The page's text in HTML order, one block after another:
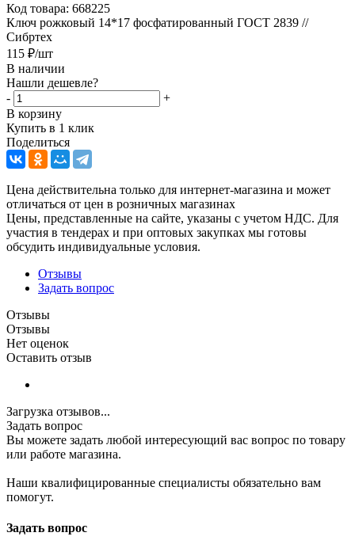
Код товара: 668225
Ключ рожковый 14*17 фосфатированный ГОСТ 2839 //
Сибртех
115 ₽/шт
В наличии
Нашли дешевле?
-
+
В корзину
Купить в 1 клик
Поделиться
Цена действительна только для интернет-магазина и может
отличаться от цен в розничных магазинах
Цены, представленные на сайте, указаны с учетом НДС. Для
участия в тендерах и при оптовых закупках мы готовы
обсудить индивидуальные условия.
Отзывы
Задать вопрос
Отзывы
Отзывы
Нет оценок
Оставить отзыв
Загрузка отзывов...
Задать вопрос
Вы можете задать любой интересующий вас вопрос по товару
или работе магазина.
Наши квалифицированные специалисты обязательно вам
помогут.
Задать вопрос